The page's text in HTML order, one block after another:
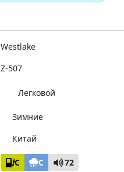
Westlake
Z-507
Легковой
Зимние
Китай
C C 72